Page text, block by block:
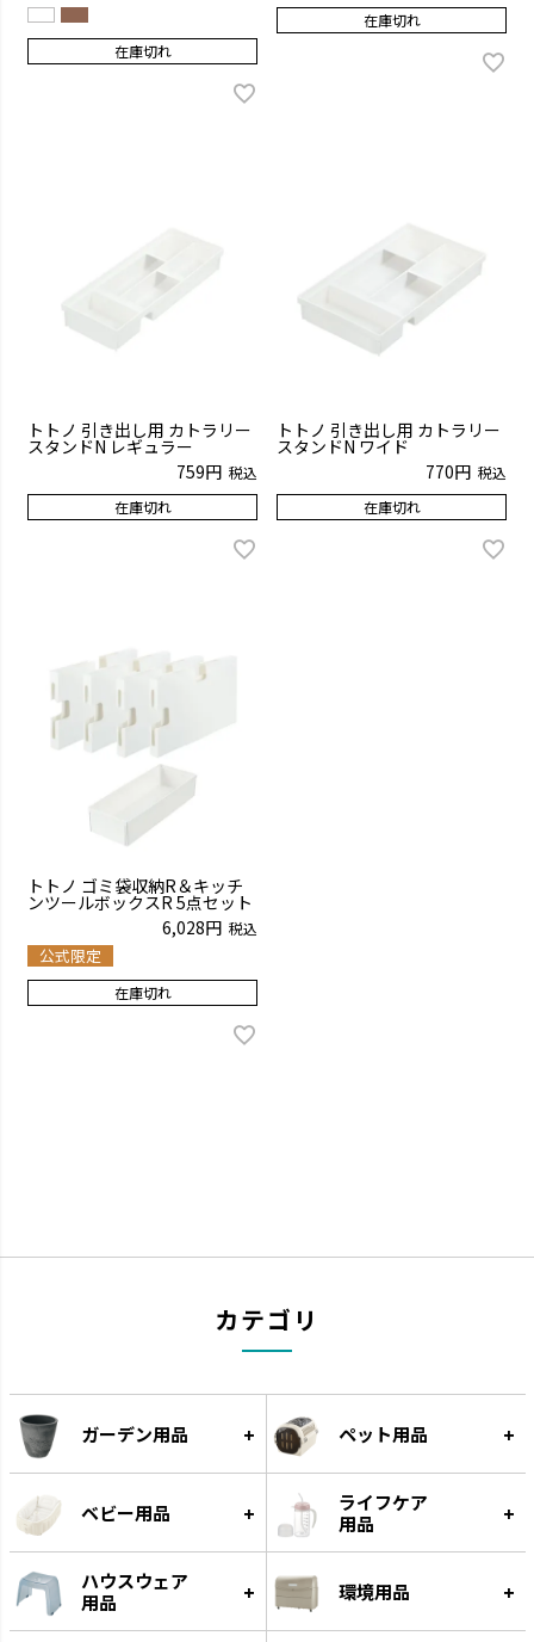
在庫切れ
在庫切れ
トトノ 引き出し用 カトラリー
スタンドN レギュラー
759
税込
在庫切れ
トトノ 引き出し用 カトラリー
スタンドN ワイド
770
税込
在庫切れ
トトノ ゴミ袋収納R＆キッチ
ンツールボックスR 5点セット
6,028
税込
公式限定
在庫切れ
カテゴリ
ガーデン用品 ペット用品
ベビー用品
ライフケア
用品
ハウスウェア
用品
環境用品